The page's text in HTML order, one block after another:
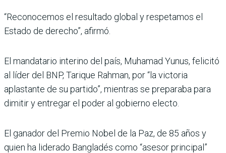
“Reconocemos el resultado global y respetamos el
Estado de derecho”, afirmó.
El mandatario interino del país, Muhamad Yunus, felicitó
al líder del BNP, Tarique Rahman, por “la victoria
aplastante de su partido”, mientras se preparaba para
dimitir y entregar el poder al gobierno electo.
El ganador del Premio Nobel de la Paz, de 85 años y
quien ha liderado Bangladés como “asesor principal”